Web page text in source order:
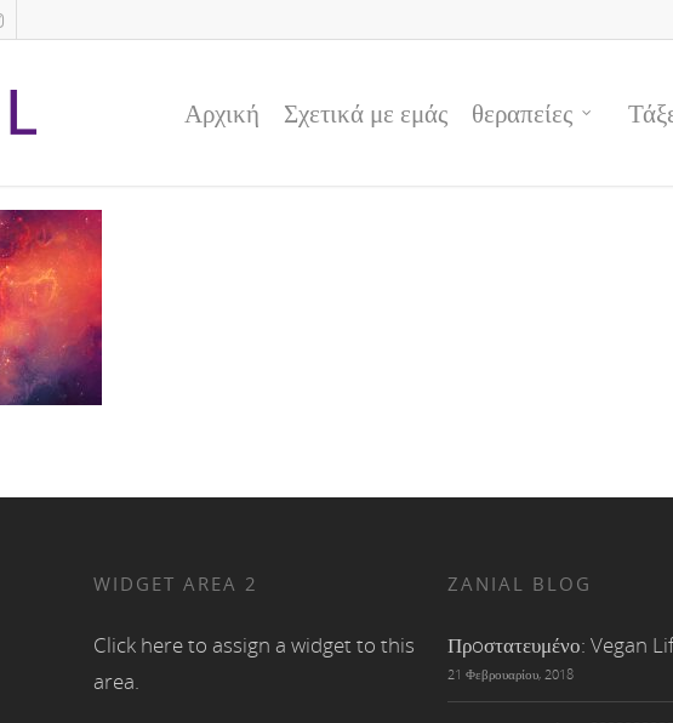
Αρχική Σχετικά με εμάς θεραπείες
WIDGET AREA 2
Click here to assign a widget to this
area.
ZANIAL BLOG
Πρoστατευμένο: Vegan
21 Φεβρουαρίου, 2018